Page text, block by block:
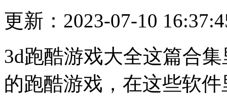
更新：2023-07-10
3d跑酷游戏大全这篇合
的跑酷游戏，在这些软